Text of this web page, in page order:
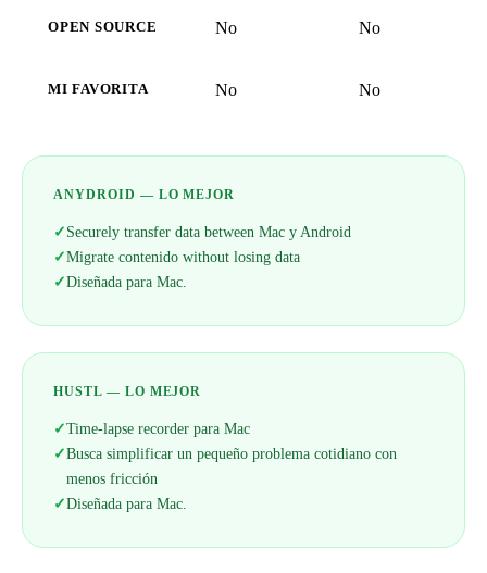
OPEN SOURCE No No
MI FAVORITA No No
ANYDROID — LO MEJOR
✓Securely transfer data between Mac y Android
✓Migrate contenido without losing data
✓Diseñada para Mac.
HUSTL — LO MEJOR
✓Time-lapse recorder para Mac
✓Busca simplificar un pequeño problema cotidiano con
menos fricción
✓Diseñada para Mac.